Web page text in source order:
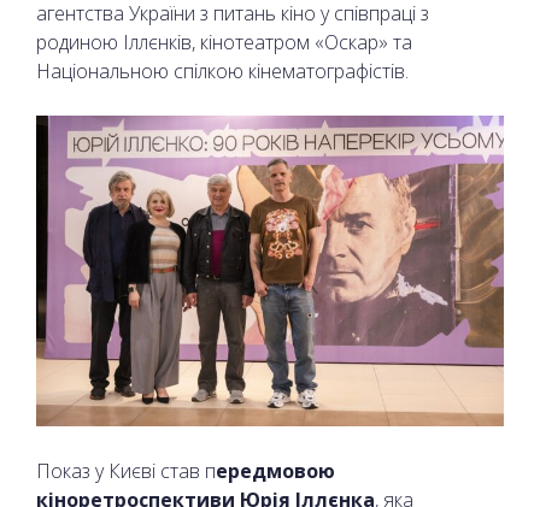
агентства України з питань кіно у співпраці з
родиною Іллєнків, кінотеатром «Оскар» та
Національною спілкою кінематографістів.
Показ у Києві став передмовою
кіноретроспективи Юрія Іллєнка, яка